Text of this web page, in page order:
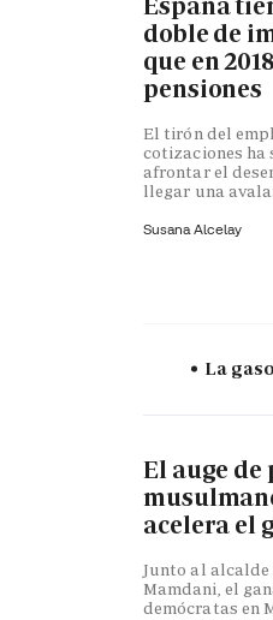
doble de
que en
pensiones
El tirón del
cotizaciones
afrontar el
llegar una
Susana Alcelay
La
El auge
acelera el
Junto al alcalde
Mamdani, el
demócratas en